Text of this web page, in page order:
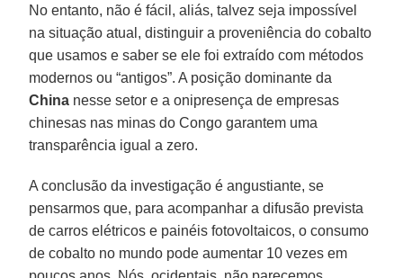
No entanto, não é fácil, aliás, talvez seja impossível
na situação atual, distinguir a proveniência do cobalto
que usamos e saber se ele foi extraído com métodos
modernos ou “antigos”. A posição dominante da
China nesse setor e a onipresença de empresas
chinesas nas minas do Congo garantem uma
transparência igual a zero.
A conclusão da investigação é angustiante, se
pensarmos que, para acompanhar a difusão prevista
de carros elétricos e painéis fotovoltaicos, o consumo
de cobalto no mundo pode aumentar 10 vezes em